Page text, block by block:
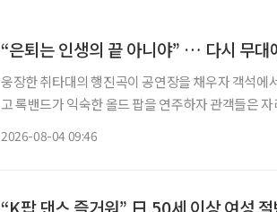
“은퇴는 인생의 끝 아니야” … 다시 무대
웅장한 취타대의 행진곡이 공연장을 채우자 객석에
고 록밴드가 익숙한 올드 팝을 연주하자 관객들은
2026-08-04 09:46